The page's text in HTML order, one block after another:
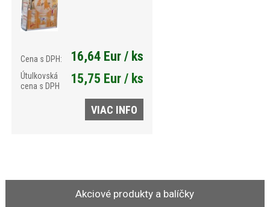
Cena s DPH: 16,64 Eur / ks
Útulkovská
cena s DPH
15,75 Eur / ks
VIAC INFO
Akciové produkty a balíčky